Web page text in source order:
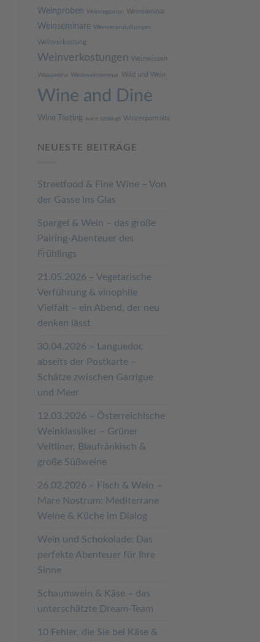
Weinproben Weinregionen Weinseminar
Weinseminare Weinveranstaltungen
Weinverkostung
Weinverkostungen Weinwissen
Weissweine Weissweinseminar Wild und Wein
Wine and Dine
Wine Tasting wine tastings Winzerportraits
NEUESTE BEITRÄGE
Streetfood & Fine Wine – Von
der Gasse ins Glas
Spargel & Wein – das große
Pairing-Abenteuer des
Frühlings
21.05.2026 – Vegetarische
Verführung & vinophile
Vielfalt – ein Abend, der neu
denken lässt
30.04.2026 – Languedoc
abseits der Postkarte –
Schätze zwischen Garrigue
und Meer
12.03.2026 – Österreichische
Weinklassiker – Grüner
Veltliner, Blaufränkisch &
große Süßweine
26.02.2026 – Fisch & Wein –
Mare Nostrum: Mediterrane
Weine & Küche im Dialog
Wein und Schokolade: Das
perfekte Abenteuer für Ihre
Sinne
Schaumwein & Käse – das
unterschätzte Dream-Team
10 Fehler, die Sie bei Käse &